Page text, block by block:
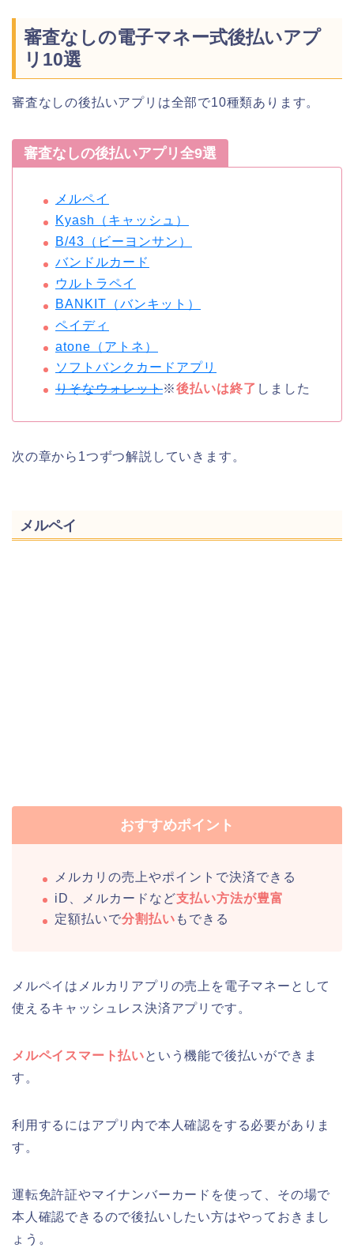
審査なしの電子マネー式後払いアプ
リ10選
審査なしの後払いアプリは全部で10種類あります。
審査なしの後払いアプリ全9選
メルペイ
Kyash（キャッシュ）
B/43（ビーヨンサン）
バンドルカード
ウルトラペイ
BANKIT（バンキット）
ペイディ
atone（アトネ）
ソフトバンクカードアプリ
りそなウォレット※後払いは終了 しました
次の章から1つずつ解説していきます。
メルペイ
おすすめポイント
メルカリの売上やポイントで決済できる
iD、メルカードなど支払い方法が豊富
定額払いで分割払い もできる
メルペイはメルカリアプリの売上を電子マネーとして
使えるキャッシュレス決済アプリです。
メルペイスマート払いという機能で後払いができま
す。
利用するにはアプリ内で本人確認をする必要がありま
す。
運転免許証やマイナンバーカードを使って、その場で
本人確認できるので後払いしたい方はやっておきまし
ょう。